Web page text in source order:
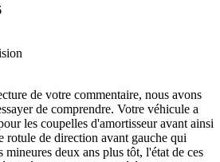
de votre commentaire, nous avons
de comprendre. Votre véhicule a
les coupelles d'amortisseur avant ainsi
rotule de direction avant gauche qui
mineures deux ans plus tôt, l'état de ces